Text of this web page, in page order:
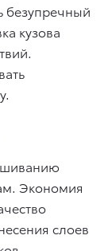
безупречный
кузова
Экономия
слоев